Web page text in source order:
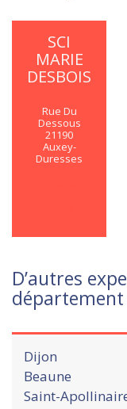
SCI
MARIE
DESBOIS
Rue Du
Dessous
21190
Auxey-
Duresses
D’autres
Dijon
Beaune
Saint-